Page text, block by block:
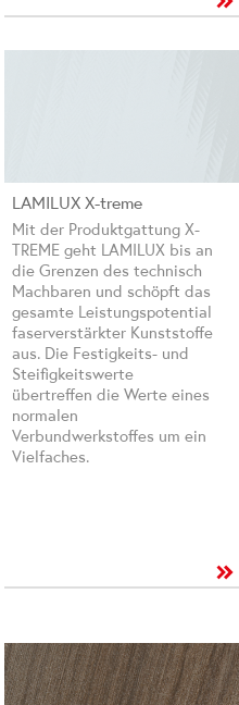
LAMILUX X-treme
Mit der Produktgattung X-
TREME geht LAMILUX bis an
die Grenzen des technisch
Machbaren und schöpft das
gesamte Leistungspotential
faserverstärkter Kunststoffe
aus. Die Festigkeits- und
Steifigkeitswerte
übertreffen die Werte eines
normalen
Verbundwerkstoffes um ein
Vielfaches.